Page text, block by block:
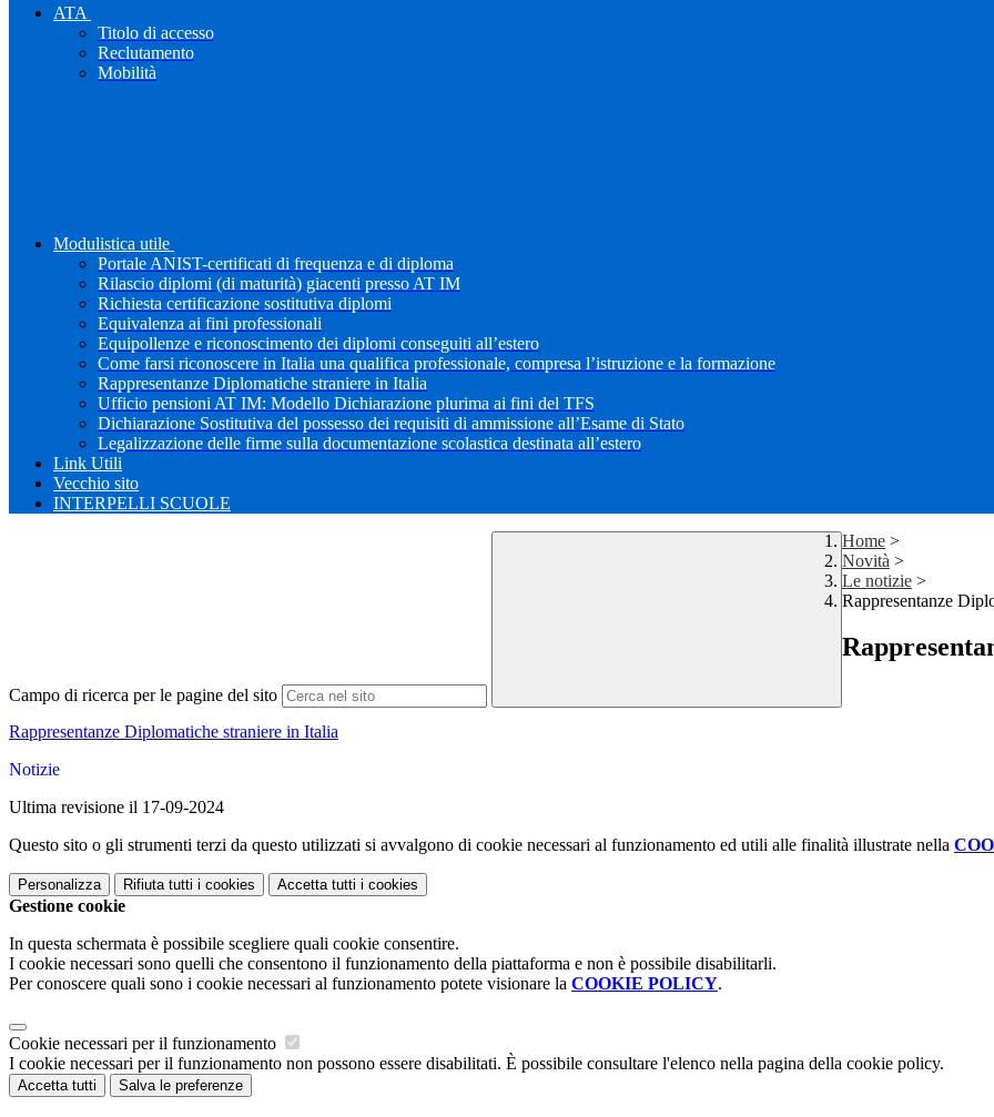
ATA
Titolo di accesso
Reclutamento
Mobilità
Modulistica utile
Portale ANIST-certificati di frequenza e di diploma
Rilascio diplomi (di maturità) giacenti presso AT IM
Richiesta certificazione sostitutiva diplomi
Equivalenza ai fini professionali
Equipollenze e riconoscimento dei diplomi conseguiti all’estero
Come farsi riconoscere in Italia una qualifica professionale, compresa l’istruzione e la formazione
Rappresentanze Diplomatiche straniere in Italia
Ufficio pensioni AT IM: Modello Dichiarazione plurima ai fini del TFS
Dichiarazione Sostitutiva del possesso dei requisiti di ammissione all’Esame di Stato
Legalizzazione delle firme sulla documentazione scolastica destinata all’estero
Link Utili
Vecchio sito
INTERPELLI SCUOLE
Campo di ricerca per le pagine del sito
Home >
Novità >
Le notizie >
Rappresentanze
Rappresentanze Diplomatiche straniere in Italia
Notizie
Ultima revisione il 17-09-2024
Questo sito o gli strumenti terzi da questo utilizzati si avvalgono di cookie necessari al funzionamento ed utili alle finalità illustrate nella
Personalizza Rifiuta tutti i cookies Accetta tutti i cookies
Gestione cookie
In questa schermata è possibile scegliere quali cookie consentire.
I cookie necessari sono quelli che consentono il funzionamento della piattaforma e non è possibile disabilitarli.
Per conoscere quali sono i cookie necessari al funzionamento potete visionare la COOKIE POLICY.
Cookie necessari per il funzionamento
I cookie necessari per il funzionamento non possono essere disabilitati. È possibile consultare l'elenco nella pagina della cookie policy.
Accetta tutti Salva le preferenze